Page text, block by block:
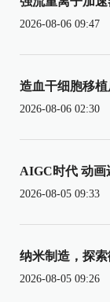
2026-08-06 09:47
造血干细胞移
2026-08-06 02:30
AIGC时代 动画
2026-08-05 09:33
纳米制造，探
2026-08-05 09:26